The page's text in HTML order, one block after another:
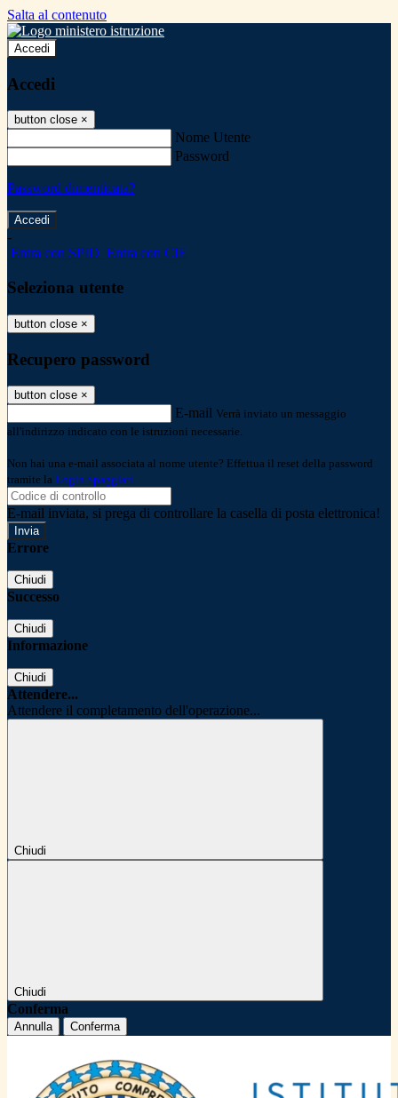
Salta al contenuto
Accedi
Accedi
button close ×
Nome Utente
Password
Password dimenticata?
-
Entra con SPID Entra con CIE
Seleziona utente
button close ×
Recupero password
button close ×
E-mail Verrà inviato un messaggio
all'indirizzo indicato con le istruzioni necessarie.
Non hai una e-mail associata al nome utente? Effettua il reset della password
tramite la Login Spaggiari
E-mail inviata, si prega di controllare la casella di posta elettronica!
Errore
Chiudi
Successo
Chiudi
Informazione
Chiudi
Attendere...
Attendere il completamento dell'operazione...
Chiudi
Chiudi
Conferma
Annulla Conferma